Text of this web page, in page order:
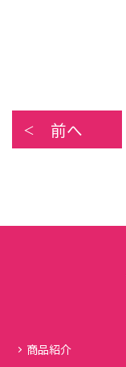
前へ
商品紹介